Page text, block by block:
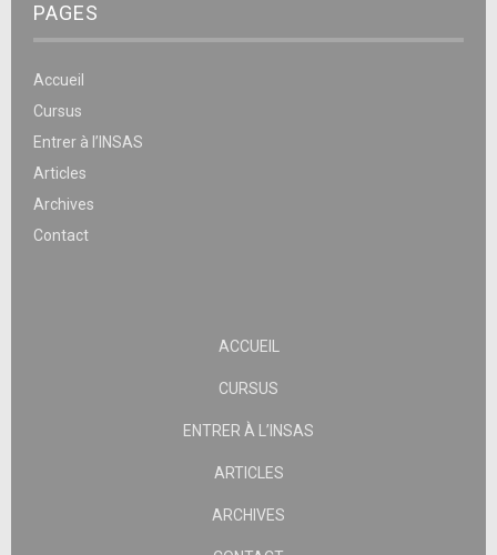
PAGES
Accueil
Cursus
Entrer à l’INSAS
Articles
Archives
Contact
ACCUEIL
CURSUS
ENTRER À L’INSAS
ARTICLES
ARCHIVES